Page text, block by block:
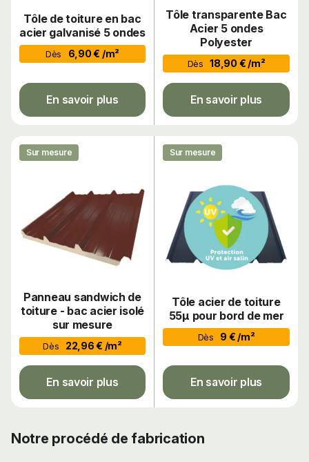
Tôle de toiture en bac
acier galvanisé 5 ondes
Dès 6,90 € /m²
En savoir plus
Tôle transparente Bac
Acier 5 ondes
Polyester
Dès 18,90 € /m²
En savoir plus
Sur mesure
Panneau sandwich de
toiture - bac acier isolé
sur mesure
Dès 22,96 € /m²
En savoir plus
Sur mesure
Tôle acier de toiture
55µ pour bord de mer
Dès 9 € /m²
En savoir plus
Notre procédé de fabrication